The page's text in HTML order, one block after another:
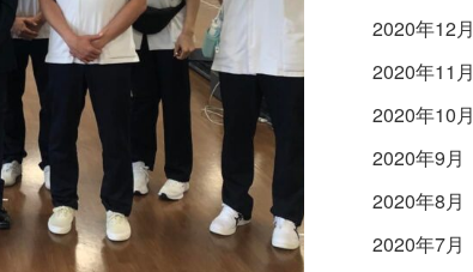
2020年12月
2020年11月
2020年10月
2020年9月
2020年8月
2020年7月